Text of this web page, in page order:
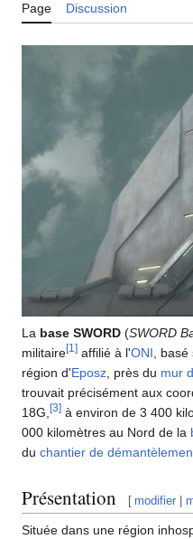
Page Discussion
La base SWORD (SWORD
militaire[1 ] affilié à l'ONI ,
région d'Eposz , près du mur
trouvait précisément aux
18G, [3] à environ de 3 400
000 kilomètres au Nord de la
du chantier de
Présentation [ modifier |
Située dans une région